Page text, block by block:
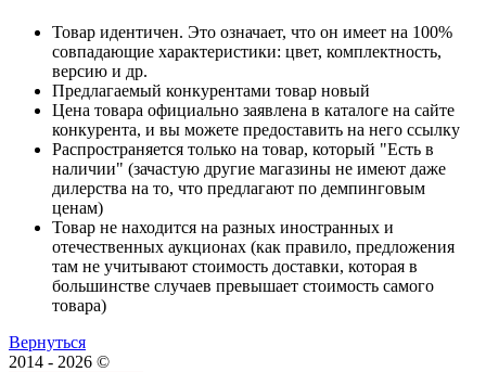
Товар идентичен. Это означает, что он имеет на 100%
совпадающие характеристики: цвет, комплектность,
версию и др.
Предлагаемый конкурентами товар новый
Цена товара официально заявлена в каталоге на сайте
конкурента, и вы можете предоставить на него ссылку
Распространяется только на товар, который "Есть в
наличии" (зачастую другие магазины не имеют даже
дилерства на то, что предлагают по демпинговым
ценам)
Товар не находится на разных иностранных и
отечественных аукционах (как правило, предложения
там не учитывают стоимость доставки, которая в
большинстве случаев превышает стоимость самого
товара)
Вернуться
2014 - 2026 ©